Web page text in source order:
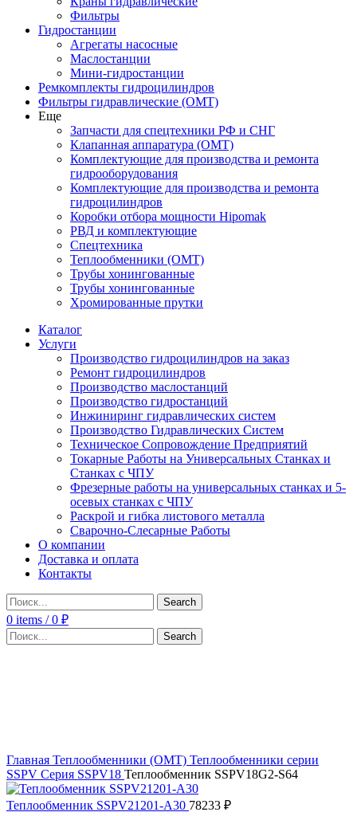
Фильтры
Гидростанции
Агрегаты насосные
Маслостанции
Мини-гидростанции
Ремкомплекты гидроцилиндров
Фильтры гидравлические (OMT)
Еще
Запчасти для спецтехники РФ и СНГ
Клапанная аппаратура (OMT)
Комплектующие для производства и ремонта
гидрооборудования
Комплектующие для производства и ремонта
гидроцилиндров
Коробки отбора мощности Hipomak
РВД и комплектующие
Спецтехника
Теплообменники (OMT)
Трубы хонингованные
Трубы хонингованные
Хромированные прутки
Каталог
Услуги
Производство гидроцилиндров на заказ
Ремонт гидроцилиндров
Производство маслостанций
Производство гидростанций
Инжиниринг гидравлических систем
Производство Гидравлических Систем
Техническое Сопровождение Предприятий
Токарные Работы на Универсальных Станках и
Станках с ЧПУ
Фрезерные работы на универсальных станках и 5-
осевых станках с ЧПУ
Раскрой и гибка листового металла
Сварочно-Слесарные Работы
О компании
Доставка и оплата
Контакты
Search
0 items / 0 ₽
Search
Главная Теплообменники (OMT) Теплообменники серии
SSPV Серия SSPV18 Теплообменник SSPV18G2-S64
Теплообменник SSPV21201-A30 78233 ₽